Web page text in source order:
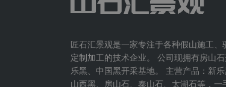
匠石汇景观是一家专注于各种假山施工、
定制加工的技术企业。 公司现拥有房山
乐黑、中国黑开采基地。 主营产品：新乐
山西黑、房山石、泰山石、太湖石等，一